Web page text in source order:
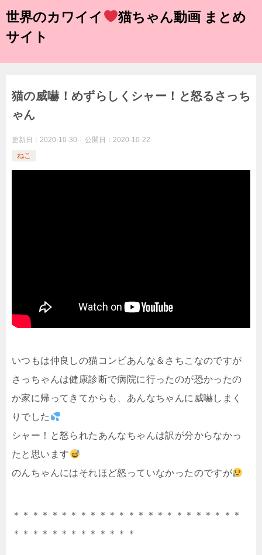
世界のカワイイ
猫ちゃん動画 まとめ
サイト
猫の威嚇！めずらしくシャー！と怒るさっち
ゃん
更新日： 2020-10-30 公開日： 2020-10-22
ねこ
いつもは仲良しの猫コンビあんな＆さちこなのですが
さっちゃんは健康診断で病院に行ったのが恐かったの
か家に帰ってきてからも、あんなちゃんに威嚇しまく
りでした
シャー！と怒られたあんなちゃんは訳が分からなかっ
たと思います
のんちゃんにはそれほど怒っていなかったのですが
＊＊＊＊＊＊＊＊＊＊＊＊＊＊＊＊＊＊＊＊＊＊＊＊
＊＊＊＊＊＊＊＊＊＊＊＊＊